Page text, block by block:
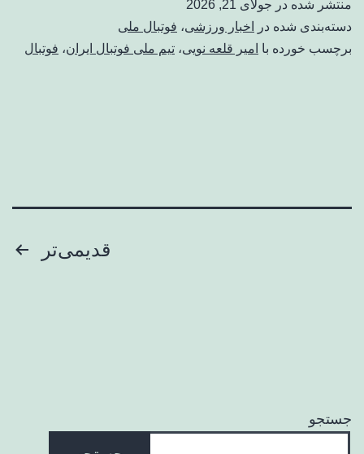
منتشر شده در جولای 21, 2026
دسته‌بندی شده در
اخبار ورزشی، فوتبال ملی
برچسب خورده با امیر قلعه نویی، تیم ملی فوتبال ایران، فوتبال
قدیمی‌تر
جستجو